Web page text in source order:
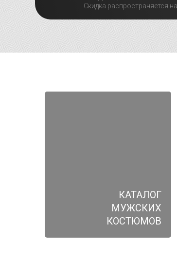
Скидка распространяется
КАТАЛОГ
МУЖСКИХ
КОСТЮМОВ